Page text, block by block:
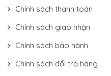
Chính sách thanh toán
Chính sách giao nhận
Chính sách bảo hành
Chính sách đổi trả hàng